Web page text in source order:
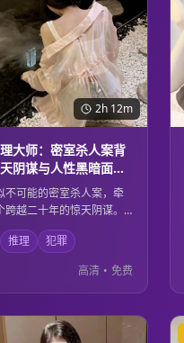
2h 12m
大师：密室杀人案背
阴谋与人性黑暗面的
不可能的密室杀人案，牵
跨越二十年的惊天阴谋。
通过层层推理，逐步揭开
纱，却发现背后隐藏着更
人性黑暗。每一个线索都
不到的结局，让观众直到
都无法猜透真相。
推理
犯罪
高清 • 免费